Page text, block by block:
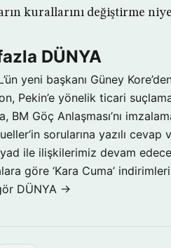
kurallarını değiştirme
DÜNYA
yeni başkanı Güney
Pekin’e yönelik ticari
BM Göç Anlaşması’nı
sorularına yazılı cevap
ile ilişkilerimiz devam
göre ‘Kara Cuma’
DÜNYA →